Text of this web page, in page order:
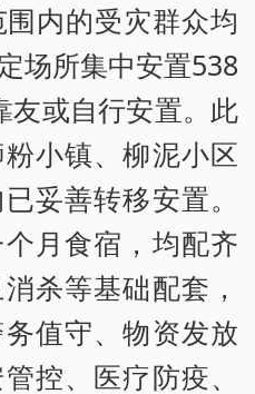
内的受灾群众均
场所集中安置538
友或自行安置。此
小镇、柳泥小区
妥善转移安置。
月食宿，均配齐
杀等基础配套，
值守、物资发放
控、医疗防疫、